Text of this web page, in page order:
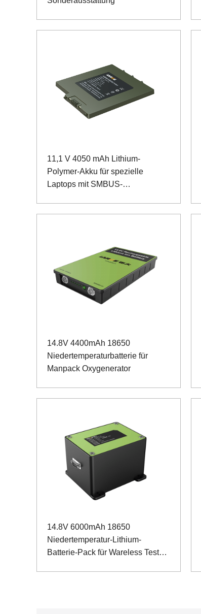
11,1 V 4050 mAh Lithium-
Polymer-Akku für spezielle
Laptops mit SMBUS-
14.8V 4400mAh 18650
Niedertemperaturbatterie für
Manpack Oxygenerator
14.8V 6000mAh 18650
Niedertemperatur-Lithium-
Batterie-Pack für Wareless Test